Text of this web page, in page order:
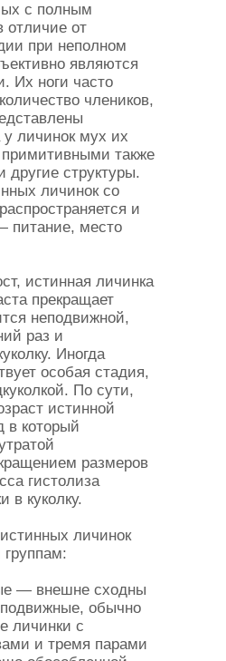
с полным
отличие от
при неполном
являются
Их ноги часто
члеников,
личинок мух их
примитивными также
другие структуры.
личинок со
и
питание, место
истинная личинка
прекращает
неподвижной,
раз и
Иногда
особая стадия,
По сути,
истинной
в который
размеров
гистолиза
в куколку.
личинок
группам:
— внешне сходны
обычно
личинки с
и тремя парами